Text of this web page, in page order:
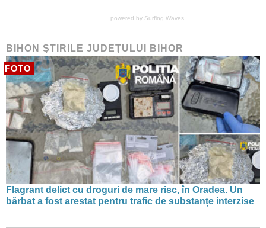
powered by Surfing Waves
BIHON ŞTIRILE JUDEŢULUI BIHOR
FOTO
Flagrant delict cu droguri de mare risc, în Oradea. Un
bărbat a fost arestat pentru trafic de substanțe interzise